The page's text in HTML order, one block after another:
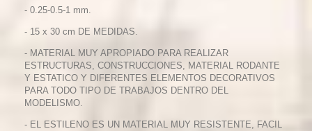
- 0.25-0.5-1 mm.
- 15 x 30 cm DE MEDIDAS.
- MATERIAL MUY APROPIADO PARA REALIZAR
ESTRUCTURAS, CONSTRUCCIONES, MATERIAL RODANTE
Y ESTATICO Y DIFERENTES ELEMENTOS DECORATIVOS
PARA TODO TIPO DE TRABAJOS DENTRO DEL
MODELISMO.
- EL ESTILENO ES UN MATERIAL MUY RESISTENTE, FACIL